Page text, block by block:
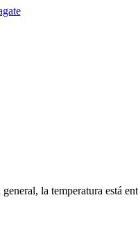
la temperatura está